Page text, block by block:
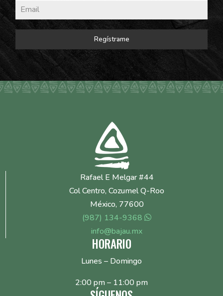
Regístrame
Rafael E Melgar #44
Col Centro, Cozumel Q-Roo
México, 77600
(987) 134-9368
info@bajau.mx
HORARIO
Lunes – Domingo
2:00 pm – 11:00 pm